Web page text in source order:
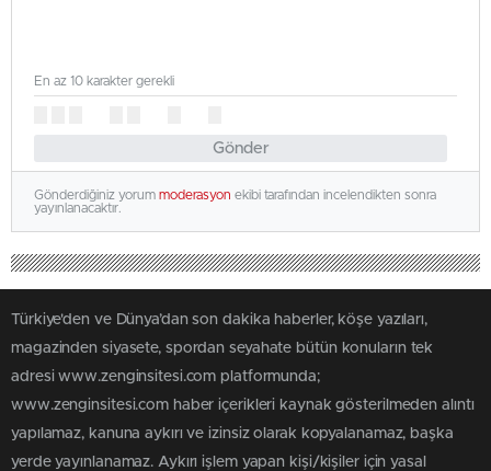
Gönder
En az 10 karakter gerekli
Gönderdiğiniz yorum moderasyon ekibi tarafından incelendikten sonra
yayınlanacaktır.
Türkiye'den ve Dünya’dan son dakika haberler, köşe yazıları,
magazinden siyasete, spordan seyahate bütün konuların tek
adresi www.zenginsitesi.com platformunda;
www.zenginsitesi.com haber içerikleri kaynak gösterilmeden alıntı
yapılamaz, kanuna aykırı ve izinsiz olarak kopyalanamaz, başka
yerde yayınlanamaz. Aykırı işlem yapan kişi/kişiler için yasal